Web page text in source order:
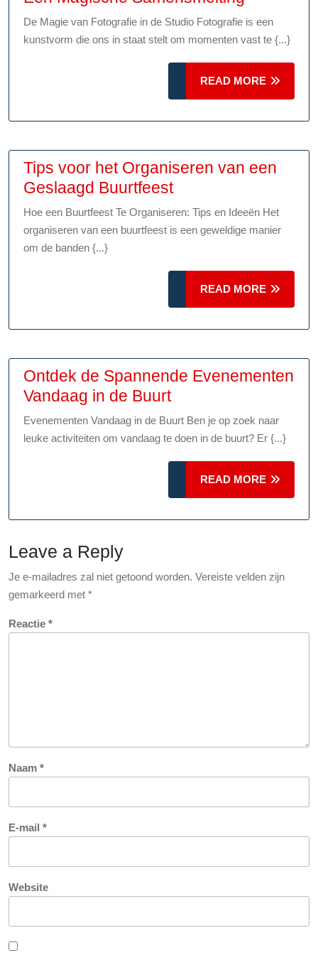
Kunst
van
in
de
Studio:
Magische
De Magie van Fotografie in de Studio Fotografie is een
kunstvorm die ons in staat stelt om momenten vast te {...}
READ MORE
MORE
Tips voor het Organiseren van een
Geslaagd BuurtfeestTips
voor
het
van
Geslaagd
Buurtfeest
Hoe een Buurtfeest Te Organiseren: Tips en Ideeën Het
organiseren van een buurtfeest is een geweldige manier
om de banden {...}
READ MORE
MORE
Ontdek de Spannende Evenementen
Vandaag in de BuurtOntdek
de
Spannende
Vandaag
in
de
Evenementen Vandaag in de Buurt Ben je op zoek naar
leuke activiteiten om vandaag te doen in de buurt? Er {...}
READ MORE
MORE
Leave a Reply
Je e-mailadres zal niet getoond worden. Vereiste velden zijn
gemarkeerd met *
Reactie *
Naam *
E-mail *
Website